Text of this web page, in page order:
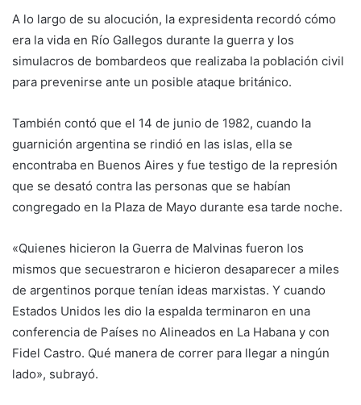
A lo largo de su alocución, la expresidenta recordó cómo
era la vida en Río Gallegos durante la guerra y los
simulacros de bombardeos que realizaba la población civil
para prevenirse ante un posible ataque británico.
También contó que el 14 de junio de 1982, cuando la
guarnición argentina se rindió en las islas, ella se
encontraba en Buenos Aires y fue testigo de la represión
que se desató contra las personas que se habían
congregado en la Plaza de Mayo durante esa tarde noche.
«Quienes hicieron la Guerra de Malvinas fueron los
mismos que secuestraron e hicieron desaparecer a miles
de argentinos porque tenían ideas marxistas. Y cuando
Estados Unidos les dio la espalda terminaron en una
conferencia de Países no Alineados en La Habana y con
Fidel Castro. Qué manera de correr para llegar a ningún
lado», subrayó.